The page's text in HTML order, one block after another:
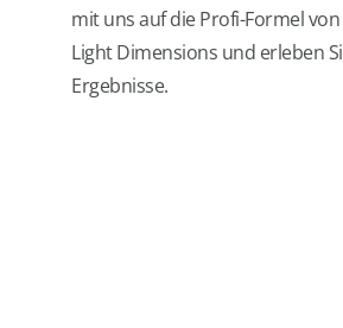
mit uns auf die Profi-Formel
Light Dimensions und erleben
Ergebnisse.